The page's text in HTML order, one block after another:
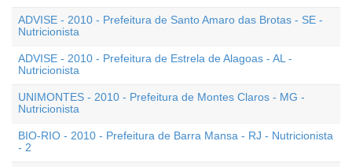
ADVISE - 2010 - Prefeitura de Santo Amaro das Brotas - SE -
Nutricionista
ADVISE - 2010 - Prefeitura de Estrela de Alagoas - AL -
Nutricionista
UNIMONTES - 2010 - Prefeitura de Montes Claros - MG -
Nutricionista
BIO-RIO - 2010 - Prefeitura de Barra Mansa - RJ - Nutricionista
- 2